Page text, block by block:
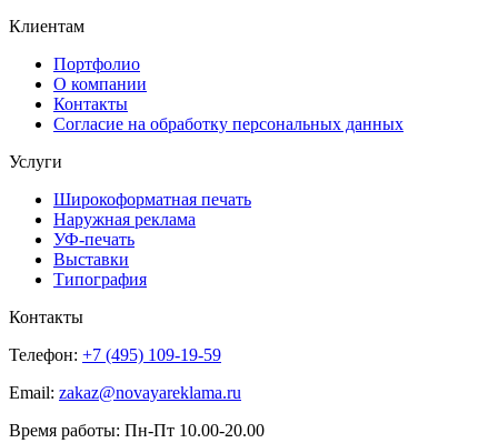
Клиентам
Портфолио
О компании
Контакты
Согласие на обработку персональных данных
Услуги
Широкоформатная печать
Наружная реклама
УФ-печать
Выставки
Типография
Контакты
Телефон: +7 (495) 109-19-59
Email: zakaz@novayareklama.ru
Время работы: Пн-Пт 10.00-20.00